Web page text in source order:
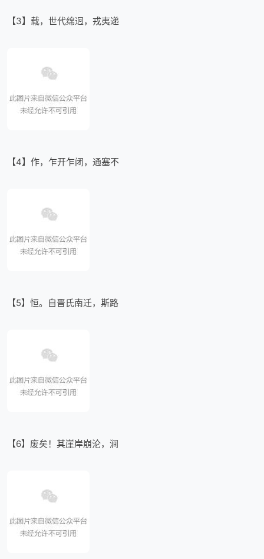
【3】载，世代绵迥，戎夷递
【4】作，乍开乍闭，通塞不
【5】恒。自晋氏南迁，斯路
【6】废矣！其崖岸崩沦，涧